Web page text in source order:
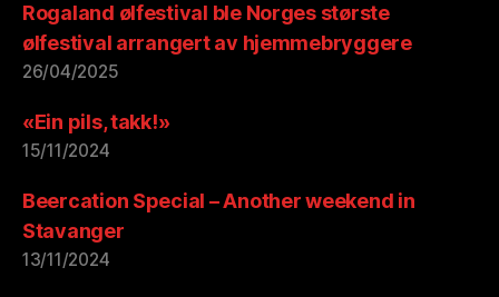
Rogaland ølfestival ble Norges største
ølfestival arrangert av hjemmebryggere
26/04/2025
«Ein pils, takk!»
15/11/2024
Beercation Special – Another weekend in
Stavanger
13/11/2024